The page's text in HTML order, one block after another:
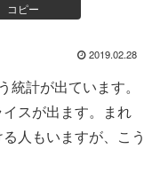
コピー
2019.02.28
計が出ています。
スが出ます。まれ
人もいますが、こう